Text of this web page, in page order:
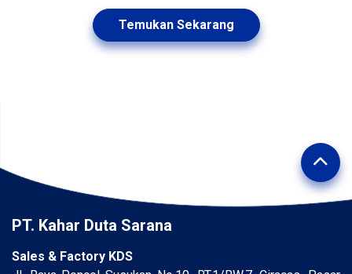
Temukan Sekarang
PT. Kahar Duta Sarana
Sales & Factory KDS